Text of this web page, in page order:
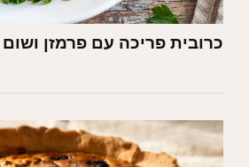
כרובית פריכה עם פרמזן ושום